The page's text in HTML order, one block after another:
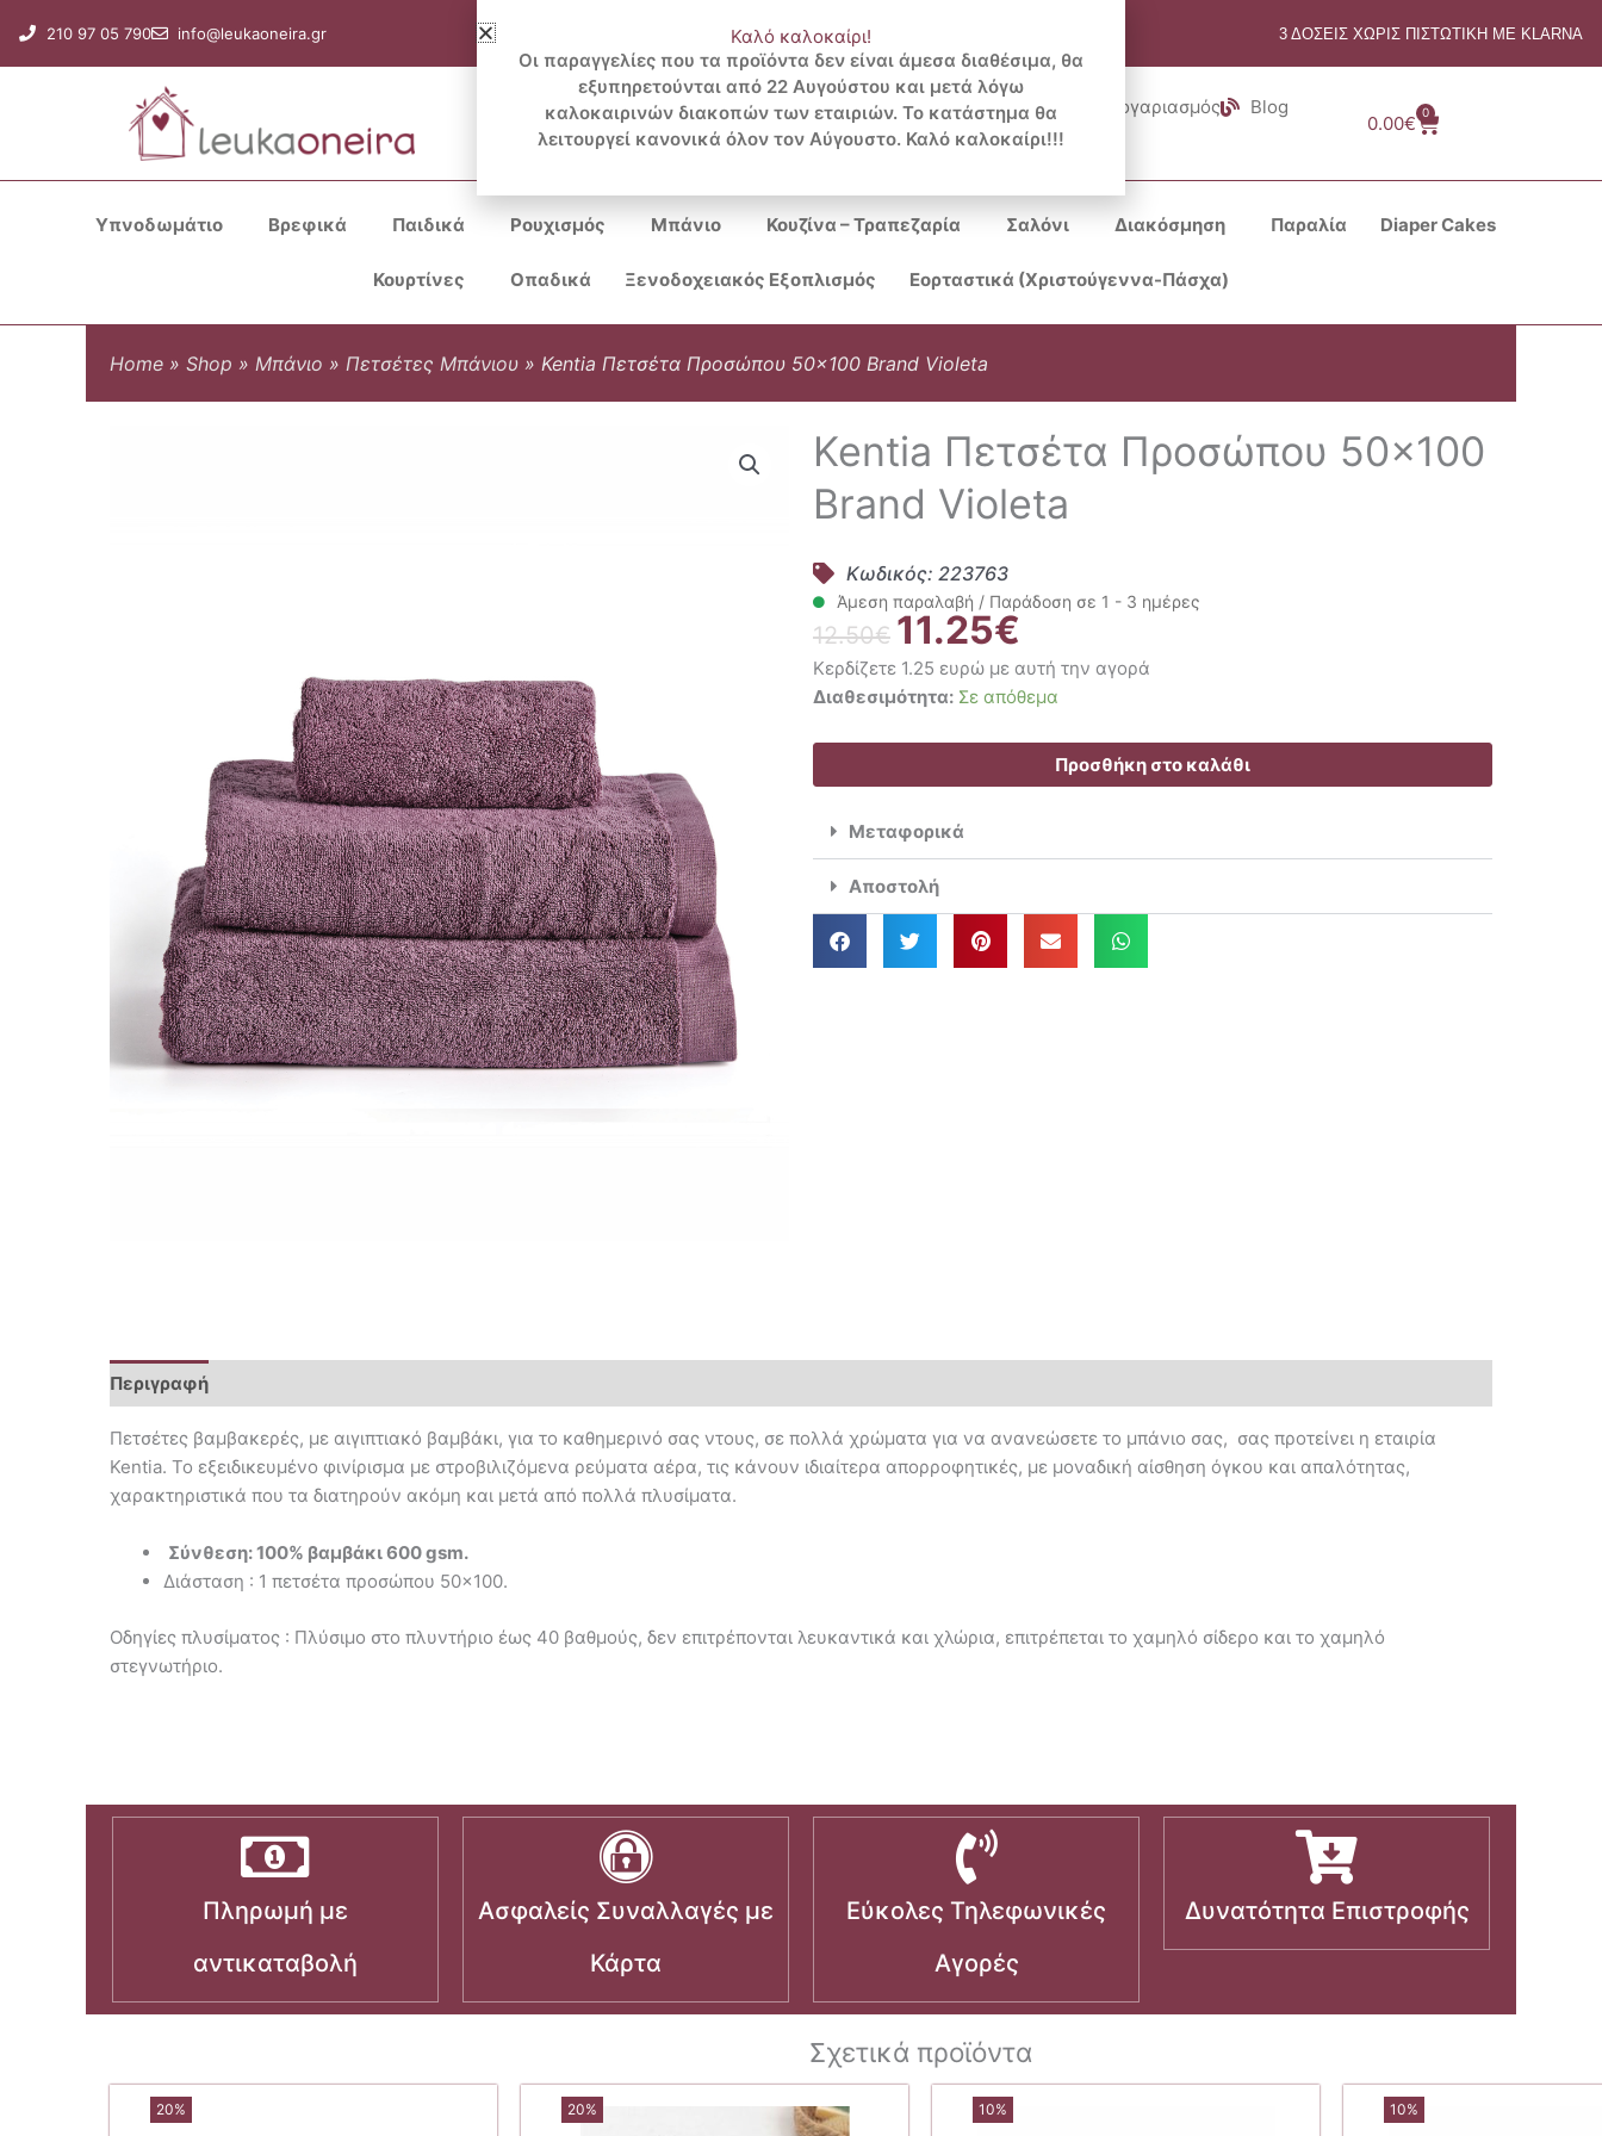
στο
περιεχόμενο
210 97 05 790 info@leukaoneira.gr 3 ΔΟΣΕΙΣ ΧΩΡΙΣ ΠΙΣΤΩΤΙΚΗ ΜΕ KLARNA
Search
...
Λογαριασμός Blog
0.00€
0
Cart
Υπνοδωμάτιο Βρεφικά Παιδικά Ρουχισμός Μπάνιο Κουζίνα – Τραπεζαρία Σαλόνι Διακόσμηση Παραλία Diaper Cakes
Κουρτίνες Οπαδικά Ξενοδοχειακός Εξοπλισμός Εορταστικά (Χριστούγεννα-Πάσχα)
Home » Shop » Μπάνιο » Πετσέτες Μπάνιου » Kentia Πετσέτα Προσώπου 50×100 Brand Violeta
Kentia Πετσέτα Προσώπου 50×100
Brand Violeta
Κωδικός: 223763
Άμεση παραλαβή / Παράδοση σε 1 - 3 ημέρες
12.50€ Original
price
was:
12.50€.
11.25€
τρέχουσα
τιμή
είναι:
11.25€.
Κερδίζετε 1.25 ευρώ με αυτή την αγορά
Διαθεσιμότητα: Σε απόθεμα
Kentia
Προσώπου
50x100
Violeta
ποσότητα
Προσθήκη στο καλάθι
Μεταφορικά
Αποστολή
Περιγραφή
Πετσέτες βαμβακερές, με αιγιπτιακό βαμβάκι, για το καθημερινό σας ντους, σε πολλά χρώματα για να ανανεώσετε το μπάνιο σας, σας προτείνει η εταιρία
Kentia. Το εξειδικευμένο φινίρισμα με στροβιλιζόμενα ρεύματα αέρα, τις κάνουν ιδιαίτερα απορροφητικές, με μοναδική αίσθηση όγκου και απαλότητας,
χαρακτηριστικά που τα διατηρούν ακόμη και μετά από πολλά πλυσίματα.
Σύνθεση: 100% βαμβάκι 600 gsm.
Διάσταση : 1 πετσέτα προσώπου 50×100.
Οδηγίες πλυσίματος : Πλύσιμο στο πλυντήριο έως 40 βαθμούς, δεν επιτρέπονται λευκαντικά και χλώρια, επιτρέπεται το χαμηλό σίδερο και το χαμηλό
στεγνωτήριο.
Πληρωμή με
αντικαταβολή
Ασφαλείς Συναλλαγές με
Κάρτα
Εύκολες Τηλεφωνικές
Αγορές
Δυνατότητα Επιστροφής
Σχετικά προϊόντα
20% 20% 10% 10%
Καλό καλοκαίρι!
Οι παραγγελίες που τα προϊόντα δεν είναι άμεσα διαθέσιμα, θα
εξυπηρετούνται από 22 Αυγούστου και μετά λόγω
καλοκαιρινών διακοπών των εταιριών. Το κατάστημα θα
λειτουργεί κανονικά όλον τον Αύγουστο. Καλό καλοκαίρι!!!